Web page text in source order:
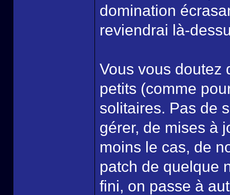
domination
reviendrai là-
Vous vous doutez
petits (comme
solitaires. Pas de
gérer, de mises à
moins le cas, de
patch de quelque
fini, on passe à